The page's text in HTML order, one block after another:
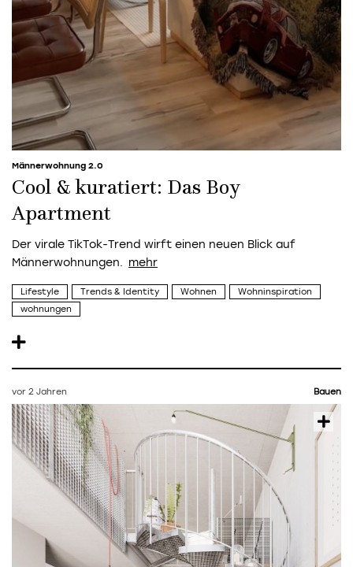
Männerwohnung 2.0
Cool & kuratiert: Das Boy
Apartment
Der virale TikTok-Trend wirft einen neuen Blick auf
Männerwohnungen.
Lifestyle Trends & Identity Wohnen
Wohninspiration
wohnungen
vor 2 Jahren Bauen